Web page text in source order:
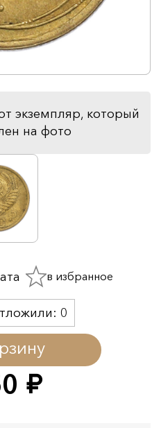
экземпляр, который
на фото
руб.
0
в избранное